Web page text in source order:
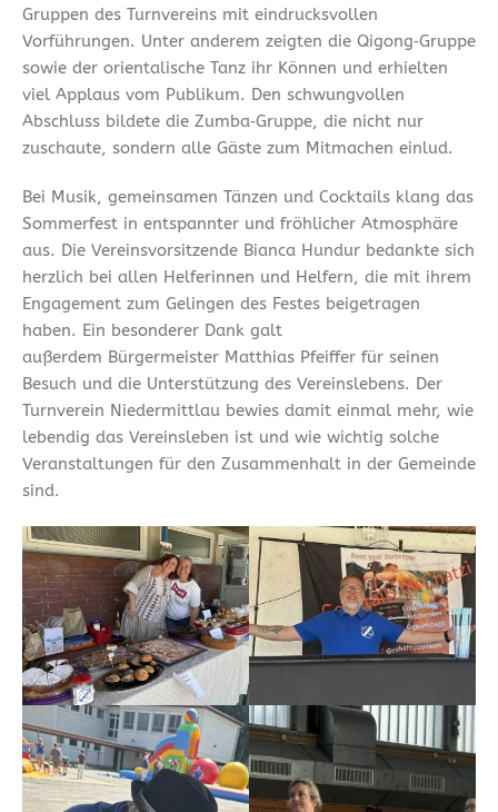
Gruppen des Turnvereins mit eindrucksvollen
Vorführungen. Unter anderem zeigten die Qigong‑Gruppe
sowie der orientalische Tanz ihr Können und erhielten
viel Applaus vom Publikum. Den schwungvollen
Abschluss bildete die Zumba‑Gruppe, die nicht nur
zuschaute, sondern alle Gäste zum Mitmachen einlud.
Bei Musik, gemeinsamen Tänzen und Cocktails klang das
Sommerfest in entspannter und fröhlicher Atmosphäre
aus. Die Vereinsvorsitzende Bianca Hundur bedankte sich
herzlich bei allen Helferinnen und Helfern, die mit ihrem
Engagement zum Gelingen des Festes beigetragen
haben. Ein besonderer Dank galt
außerdem Bürgermeister Matthias Pfeiffer für seinen
Besuch und die Unterstützung des Vereinslebens. Der
Turnverein Niedermittlau bewies damit einmal mehr, wie
lebendig das Vereinsleben ist und wie wichtig solche
Veranstaltungen für den Zusammenhalt in der Gemeinde
sind.